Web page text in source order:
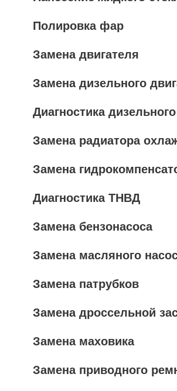
Полировка фар
Замена двигателя
Замена дизельного
Диагностика
Замена радиатора
Замена
Диагностика ТНВД
Замена бензонасоса
Замена масляного
Замена патрубков
Замена дроссельной
Замена маховика
Замена приводного